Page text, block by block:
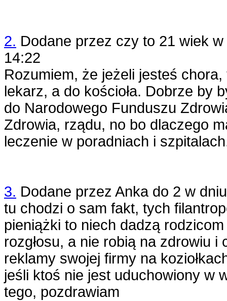
2. Dodane przez czy to 21 wiek
14:22
Rozumiem, że jeżeli jesteś
lekarz, a do kościoła. Dobrze by
do Narodowego Funduszu
Zdrowia, rządu, no bo dlaczego
leczenie w poradniach i
3. Dodane przez Anka do 2 w
tu chodzi o sam fakt, tych
pieniążki to niech dadzą rodzicom
rozgłosu, a nie robią na zdrowiu i
reklamy swojej firmy na
jeśli ktoś nie jest uduchowiony w
tego, pozdrawiam